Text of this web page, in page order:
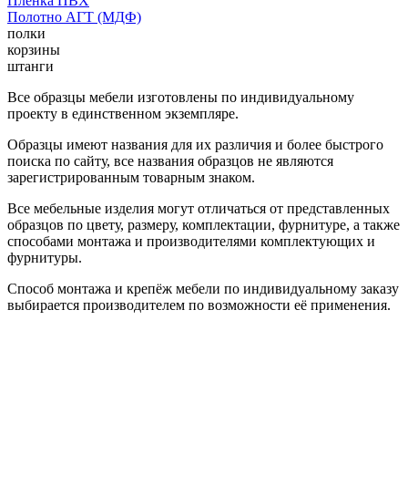
Полотно АГТ (МДФ)
полки
корзины
штанги
Все образцы мебели изготовлены по индивидуальному
проекту в единственном экземпляре.
Образцы имеют названия для их различия и более быстрого
поиска по сайту, все названия образцов не являются
зарегистрированным товарным знаком.
Все мебельные изделия могут отличаться от представленных
образцов по цвету, размеру, комплектации, фурнитуре, а также
способами монтажа и производителями комплектующих и
фурнитуры.
Способ монтажа и крепёж мебели по индивидуальному заказу
выбирается производителем по возможности её применения.